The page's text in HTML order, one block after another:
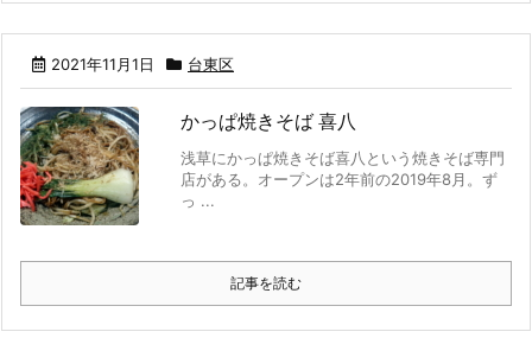
2021年11月1日 台東区
かっぱ焼きそば 喜八
浅草にかっぱ焼きそば喜八という焼きそば専門
店がある。オープンは2年前の2019年8月。ず
っ ...
記事を読む